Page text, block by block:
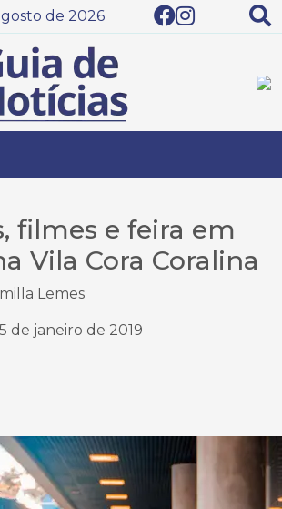
de 2026
filmes e feira em
Vila Cora Coralina
Lemes
de janeiro de 2019